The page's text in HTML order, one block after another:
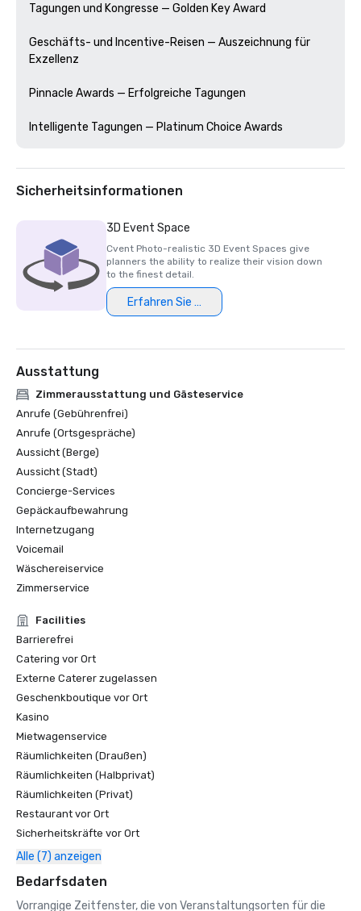
Tagungen und Kongresse — Golden Key Award
Geschäfts- und Incentive-Reisen — Auszeichnung für
Exzellenz
Pinnacle Awards — Erfolgreiche Tagungen
Sicherheitsinformationen
3D Event Space
Cvent Photo-realistic 3D Event Spaces give
planners the ability to realize their vision down
to the finest detail.
Erfahren Sie mehr
Ausstattung
Zimmerausstattung und Gästeservice
Anrufe (Gebührenfrei)
Anrufe (Ortsgespräche)
Aussicht (Berge)
Aussicht (Stadt)
Concierge-Services
Gepäckaufbewahrung
Internetzugang
Voicemail
Wäschereiservice
Zimmerservice
Facilities
Barrierefrei
Catering vor Ort
Externe Caterer zugelassen
Geschenkboutique vor Ort
Kasino
Mietwagenservice
Räumlichkeiten (Draußen)
Räumlichkeiten (Halbprivat)
Räumlichkeiten (Privat)
Restaurant vor Ort
Sicherheitskräfte vor Ort
Alle (7) anzeigen
Bedarfsdaten
Vorrangige Zeitfenster, die von Veranstaltungsorten für die